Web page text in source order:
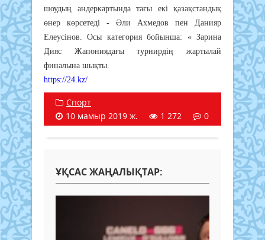
шоудың андеркартында тағы екі қазақстандық
өнер көрсетеді - Әли Ахмедов пен Данияр
Елеусінов. Осы категория бойынша: « Зарина
Дияс Жапониядағы турнирдің жартылай
финалына шықты.
https://24.kz/
Спорт
10 мамыр 2019 ж.
1 272 0
ҰҚСАС ЖАҢАЛЫҚТАР: